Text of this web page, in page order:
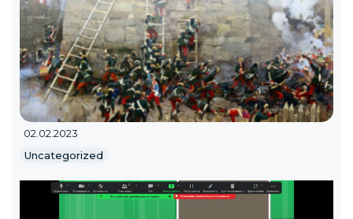
02.02.2023
Uncategorized